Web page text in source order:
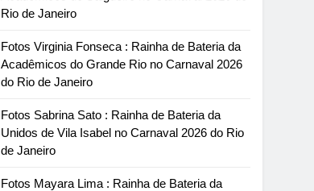
Rio de Janeiro
Fotos Virginia Fonseca : Rainha de Bateria da
Acadêmicos do Grande Rio no Carnaval 2026
do Rio de Janeiro
Fotos Sabrina Sato : Rainha de Bateria da
Unidos de Vila Isabel no Carnaval 2026 do Rio
de Janeiro
Fotos Mayara Lima : Rainha de Bateria da